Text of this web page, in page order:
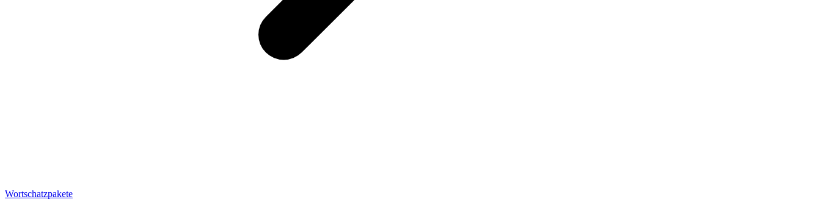
Wortschatzpakete